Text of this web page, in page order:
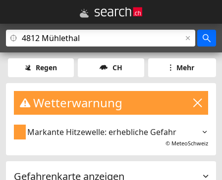
Regen CH Mehr
Wetterwarnung
Markante Hitzewelle: erhebliche Gefahr
© MeteoSchweiz
Gefahrenkarte anzeigen